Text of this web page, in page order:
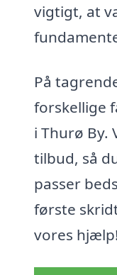
vigtigt, at
På
forskellige
i Thurø By.
tilbud, så
passer
første
vores hjælp!